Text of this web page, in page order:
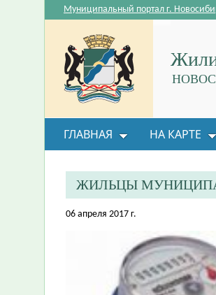
Муниципальный портал г.
ГЛАВНАЯ НА КАРТЕ
ОБРАТНАЯ СВЯЗЬ
ЖИЛЬЦЫ
06 апреля 2017 г.